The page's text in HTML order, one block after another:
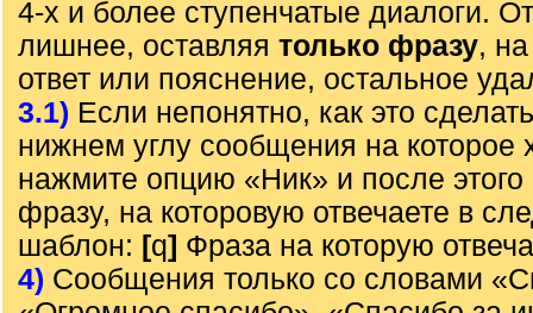
4-х и более ступенчатые диалоги.
лишнее, оставляя только фразу,
ответ или пояснение, остальное
3.1) Если непонятно, как это
нижнем углу сообщения на которое
нажмите опцию «Ник» и после этого
фразу, на которовую отвечаете в
шаблон: [q] Фраза на которую
4) Сообщения только со словами